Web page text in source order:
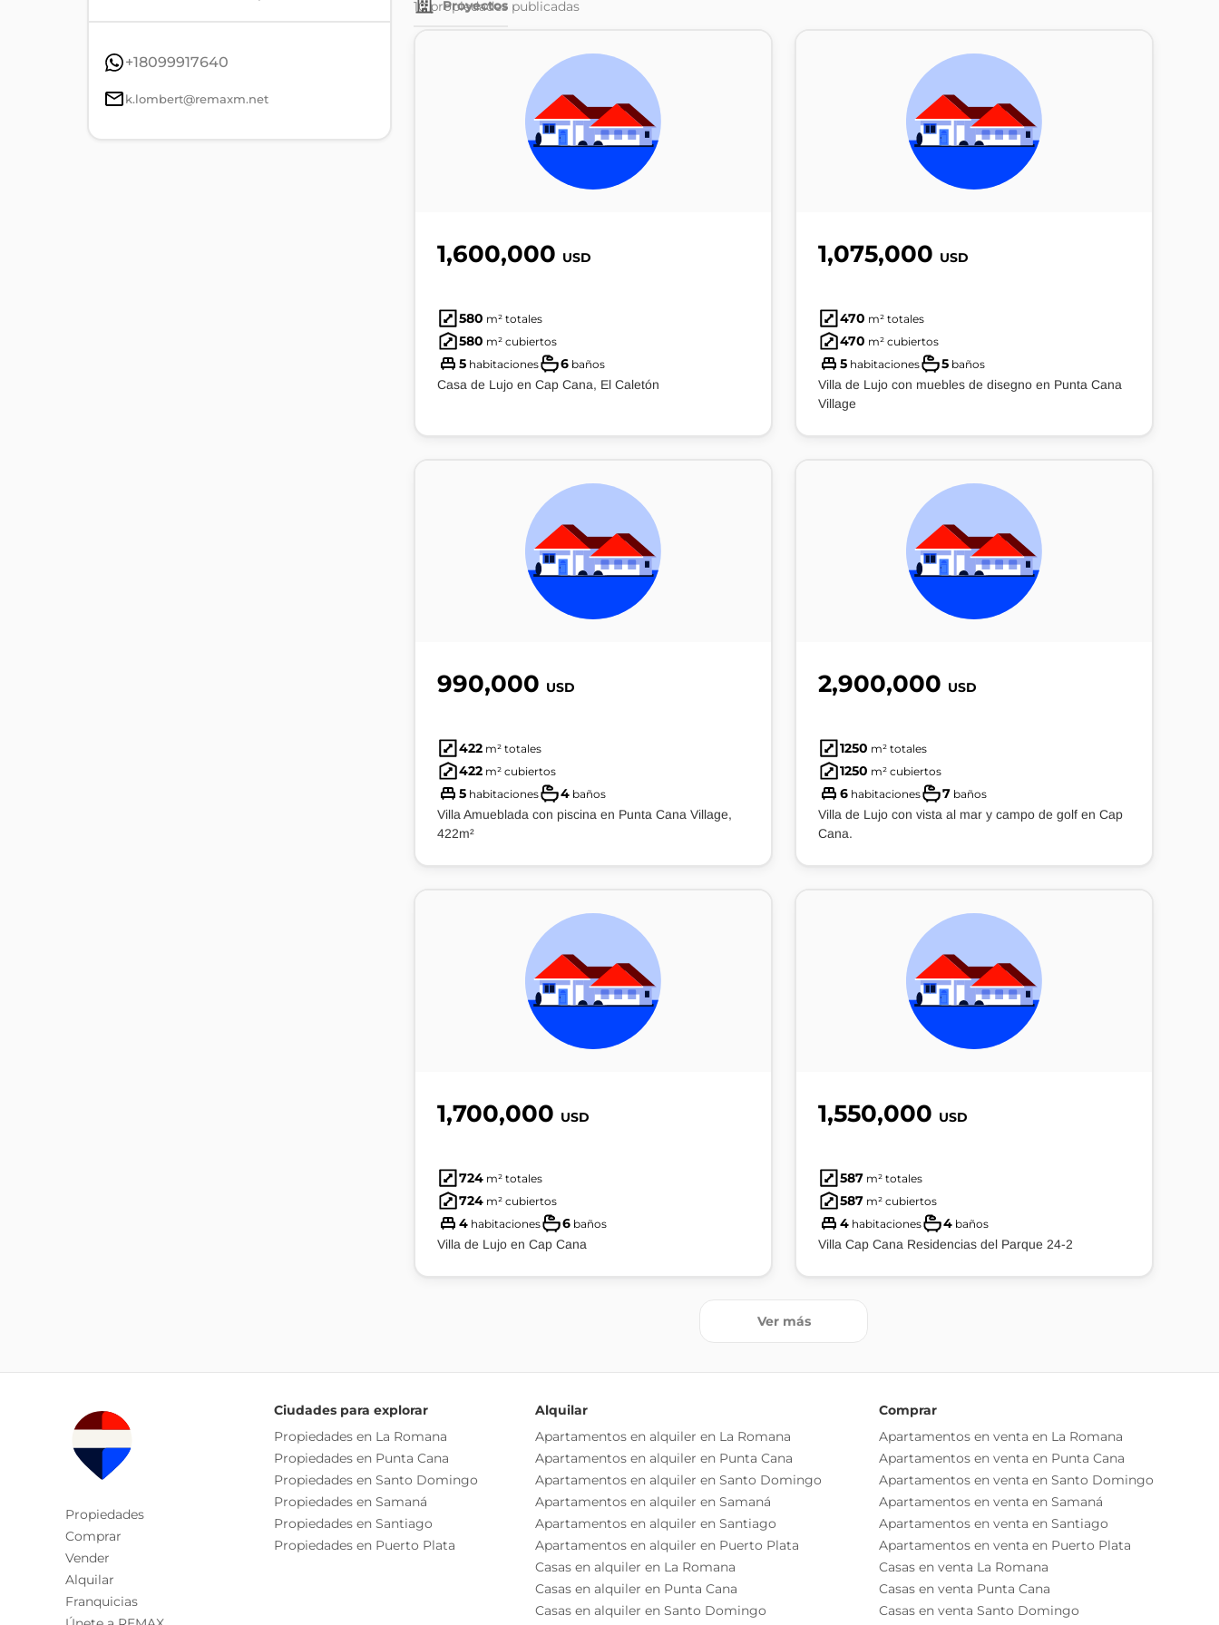
+18099917640
k.lombert@remaxm.net
Proyectos
10propiedades publicadas
1,600,000 USD
580 m² totales
580 m² cubiertos
5 habitaciones 6 baños
Casa de Lujo en Cap Cana, El Caletón
1,075,000 USD
470 m² totales
470 m² cubiertos
5 habitaciones 5 baños
Villa de Lujo con muebles de disegno en Punta Cana
Village
990,000 USD
422 m² totales
422 m² cubiertos
5 habitaciones 4 baños
Villa Amueblada con piscina en Punta Cana Village,
422m²
2,900,000 USD
1250 m² totales
1250 m² cubiertos
6 habitaciones 7 baños
Villa de Lujo con vista al mar y campo de golf en Cap
Cana.
1,700,000 USD
724 m² totales
724 m² cubiertos
4 habitaciones 6 baños
Villa de Lujo en Cap Cana
1,550,000 USD
587 m² totales
587 m² cubiertos
4 habitaciones 4 baños
Villa Cap Cana Residencias del Parque 24-2
Ver más
Propiedades
Comprar
Vender
Alquilar
Franquicias
Ciudades para explorar
Propiedades en La Romana
Propiedades en Punta Cana
Propiedades en Santo Domingo
Propiedades en Samaná
Propiedades en Santiago
Propiedades en Puerto Plata
Alquilar
Apartamentos en alquiler en La Romana
Apartamentos en alquiler en Punta Cana
Apartamentos en alquiler en Santo Domingo
Apartamentos en alquiler en Samaná
Apartamentos en alquiler en Santiago
Apartamentos en alquiler en Puerto Plata
Casas en alquiler en La Romana
Casas en alquiler en Punta Cana
Casas en alquiler en Santo Domingo
Comprar
Apartamentos en venta en La Romana
Apartamentos en venta en Punta Cana
Apartamentos en venta en Santo Domingo
Apartamentos en venta en Samaná
Apartamentos en venta en Santiago
Apartamentos en venta en Puerto Plata
Casas en venta La Romana
Casas en venta Punta Cana
Casas en venta Santo Domingo